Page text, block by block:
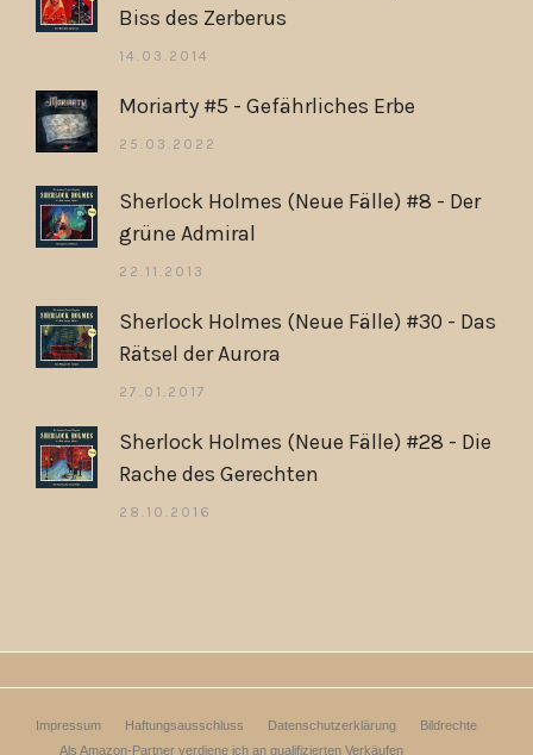
Biss des Zerberus
14.03.2014
Moriarty #5 - Gefährliches Erbe
25.03.2022
Sherlock Holmes (Neue Fälle) #8 - Der
grüne Admiral
22.11.2013
Sherlock Holmes (Neue Fälle) #30 - Das
Rätsel der Aurora
27.01.2017
Sherlock Holmes (Neue Fälle) #28 - Die
Rache des Gerechten
28.10.2016
Impressum Haftungsausschluss Datenschutzerklärung
Bildrechte
Als Amazon-Partner verdiene ich an qualifizierten Verkäufen